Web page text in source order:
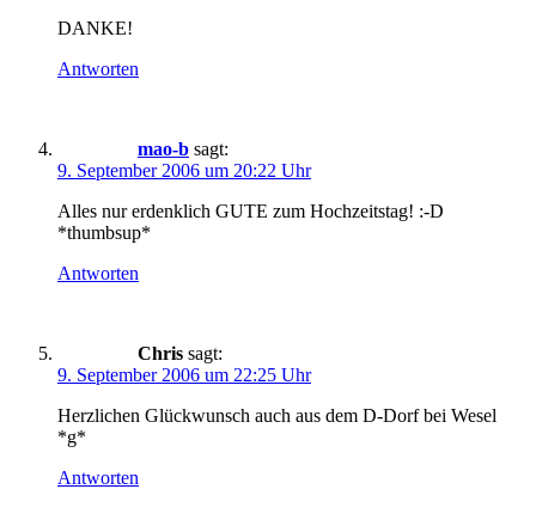
DANKE!
Antworten
mao-b sagt:
9. September 2006 um 20:22 Uhr
Alles nur erdenklich GUTE zum Hochzeitstag! :-D
*thumbsup*
Antworten
Chris sagt:
9. September 2006 um 22:25 Uhr
Herzlichen Glückwunsch auch aus dem D-Dorf bei Wesel
*g*
Antworten